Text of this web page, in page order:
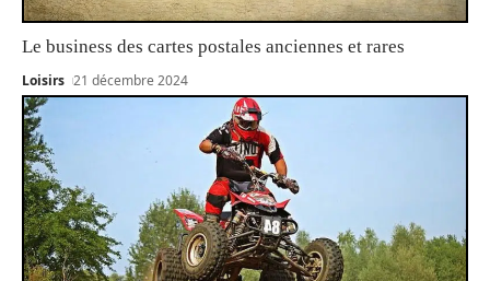
Le business des cartes postales anciennes et rares
Loisirs 21 décembre 2024